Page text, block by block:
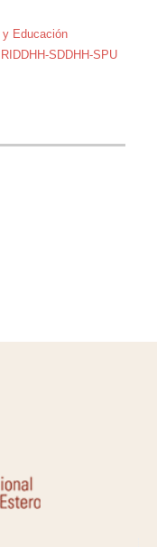
y Educación
SDDHH-SPU